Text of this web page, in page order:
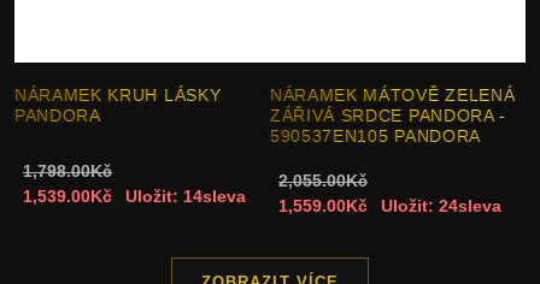
NÁRAMEK KRUH LÁSKY
PANDORA
1,798.00Kč
1,539.00Kč
Uložit: 14sleva
NÁRAMEK MÁTOVĚ ZELENÁ
ZÁŘIVÁ SRDCE PANDORA -
590537EN105 PANDORA
2,055.00Kč
1,559.00Kč
Uložit: 24sleva